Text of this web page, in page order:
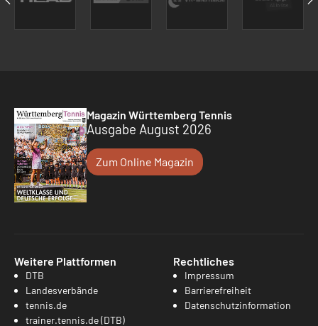
Magazin Württemberg Tennis
Ausgabe August 2026
Zum Online Magazin
Weitere Plattformen
DTB
Landesverbände
tennis.de
trainer.tennis.de (DTB)
Rechtliches
Impressum
Barrierefreiheit
Datenschutzinformation